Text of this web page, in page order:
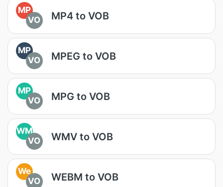
MP
VO
MP4 to VOB
MP
VO
MPEG to VOB
MP
VO
MPG to VOB
WM
VO
WMV to VOB
We
VO
WEBM to VOB